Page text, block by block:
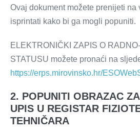
Ovaj dokument možete prenijeti na
isprintati kako bi ga mogli popuniti.
ELEKTRONIČKI ZAPIS O
STATUSU možete pronaći na
https://erps.mirovinsko.hr/
2. POPUNITI OBRAZAC
UPIS U REGISTAR
TEHNIČARA